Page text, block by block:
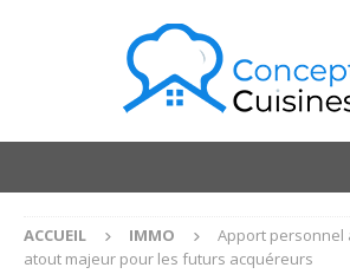
ACCUEIL IMMO
Apport personnel
atout majeur pour les futurs acquéreurs